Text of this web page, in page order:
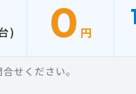
) 0 円
せください。